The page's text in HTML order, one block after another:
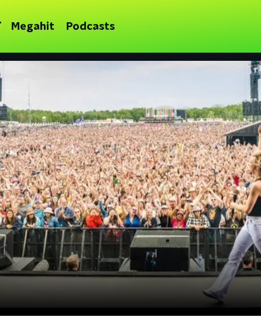
Megahit Podcasts